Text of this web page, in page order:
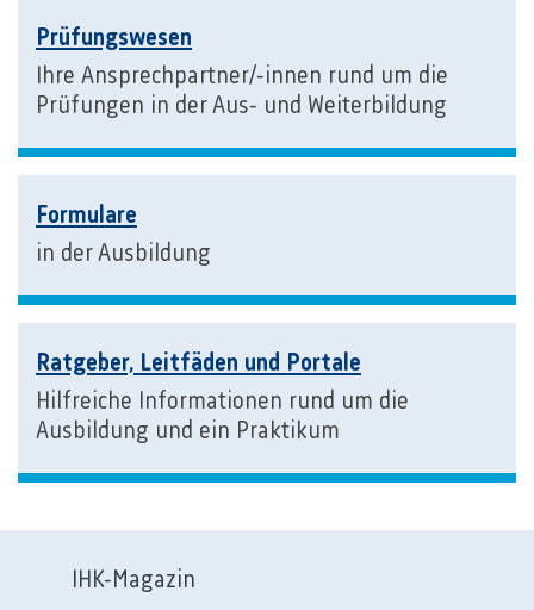
Prüfungswesen
Ihre Ansprechpartner/-innen rund um die
Prüfungen in der Aus- und Weiterbildung
Formulare
in der Ausbildung
Ratgeber, Leitfäden und Portale
Hilfreiche Informationen rund um die
Ausbildung und ein Praktikum
IHK-Magazin